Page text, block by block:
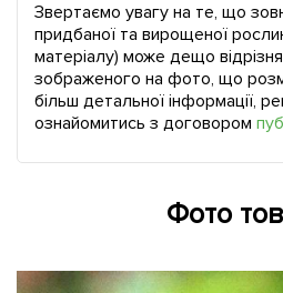
Звертаємо увагу на те, що
придбаної та вирощеної
матеріалу) може дещо
зображеного на фото, що
більш детальної інформації,
ознайомитись з договором
Фото